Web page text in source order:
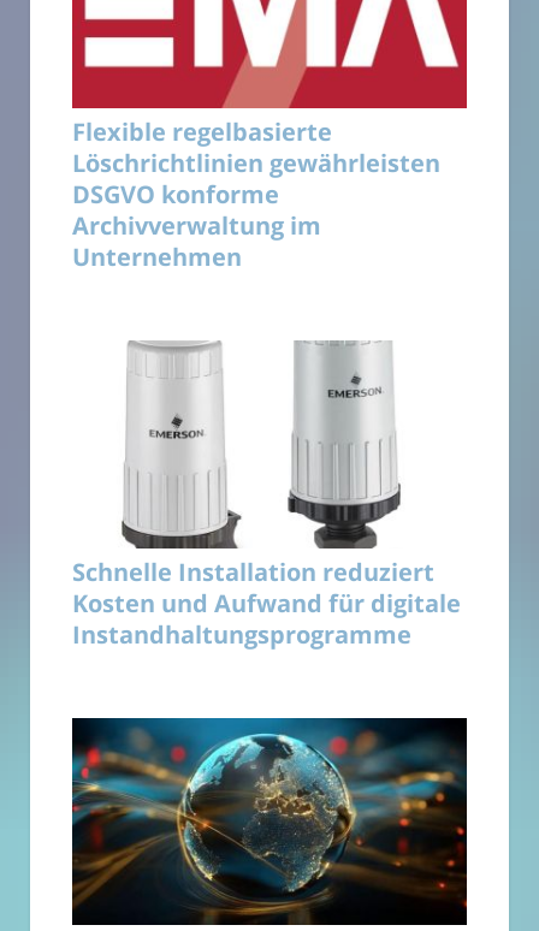
Flexible regelbasierte
Löschrichtlinien gewährleisten
DSGVO konforme
Archivverwaltung im
Unternehmen
Schnelle Installation reduziert
Kosten und Aufwand für digitale
Instandhaltungsprogramme